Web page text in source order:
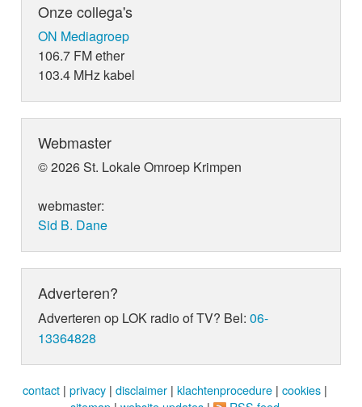
Onze collega's
ON Mediagroep
106.7 FM ether
103.4 MHz kabel
Webmaster
© 2026 St. Lokale Omroep Krimpen
webmaster:
Sid B. Dane
Adverteren?
Adverteren op LOK radio of TV? Bel:06-
13364828
contact | privacy | disclaimer | klachtenprocedure | cookies |